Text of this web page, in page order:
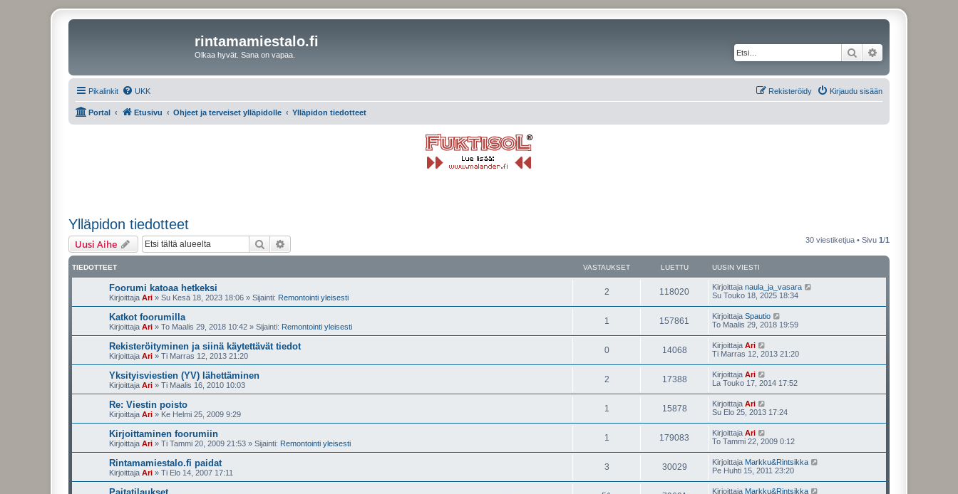
rintamamiestalo.fi
Olkaa hyvät. Sana on vapaa. Etsi
Pikalinkit UKK Kirjaudu sisään
Rekisteröidy
Portal Etusivu Ohjeet ja terveiset ylläpidolle Ylläpidon tiedotteet
Ylläpidon tiedotteet
Uusi Aihe Etsi 30 viestiketjua • Sivu 1/1
TIEDOTTEET VASTAUKSET LUETTU UUSIN VIESTI
Foorumi katoaa hetkeksi
Kirjoittaja Ari » Su Kesä 18, 2023 18:06 » Sijainti: Remontointi yleisesti
2 118020 Kirjoittaja naula_ja_vasara
Su Touko 18, 2025 18:34
Katkot foorumilla
Kirjoittaja Ari » To Maalis 29, 2018 10:42 » Sijainti: Remontointi yleisesti
1 157861 Kirjoittaja Spautio
To Maalis 29, 2018 19:59
Rekisteröityminen ja siinä käytettävät tiedot
Kirjoittaja Ari » Ti Marras 12, 2013 21:20
0 14068 Kirjoittaja Ari
Ti Marras 12, 2013 21:20
Yksityisviestien (YV) lähettäminen
Kirjoittaja Ari » Ti Maalis 16, 2010 10:03
2 17388 Kirjoittaja Ari
La Touko 17, 2014 17:52
Re: Viestin poisto
Kirjoittaja Ari » Ke Helmi 25, 2009 9:29
1 15878 Kirjoittaja Ari
Su Elo 25, 2013 17:24
Kirjoittaminen foorumiin
Kirjoittaja Ari » Ti Tammi 20, 2009 21:53 » Sijainti: Remontointi yleisesti
1 179083 Kirjoittaja Ari
To Tammi 22, 2009 0:12
Rintamamiestalo.fi paidat
Kirjoittaja Ari » Ti Elo 14, 2007 17:11
3 30029 Kirjoittaja Markku&Rintsikka
Pe Huhti 15, 2011 23:20
Paitatilaukset Kirjoittaja Markku&Rintsikka